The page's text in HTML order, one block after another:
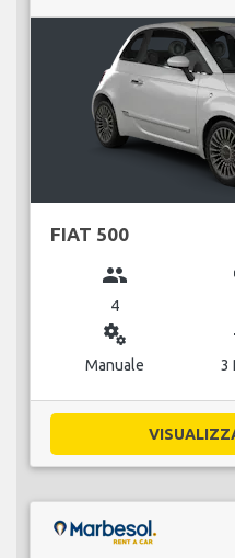
FIAT 500
group
4
miscellaneous_services
Manuale 3